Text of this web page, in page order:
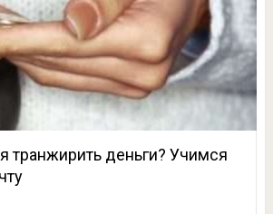
транжирить деньги? Учимся